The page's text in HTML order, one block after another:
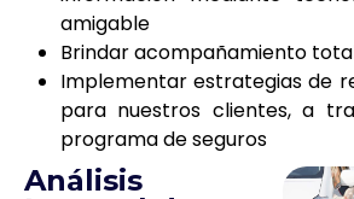
amigable
Brindar acompañamiento
Implementar estrategias de
para nuestros clientes, a
programa de seguros
Análisis